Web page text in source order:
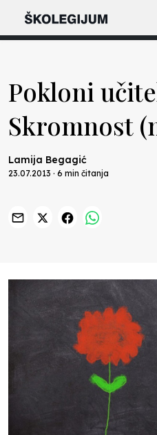
Pokloni
Skromnost
Lamija Begagić
23.07.2013 · 6 min čitanja